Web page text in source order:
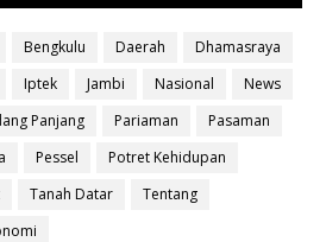
Bengkulu Daerah
Dhamasraya
Iptek Jambi Nasional
News
Panjang Pariaman
Pasaman
Pessel
Potret Kehidupan
Tanah Datar
Tentang